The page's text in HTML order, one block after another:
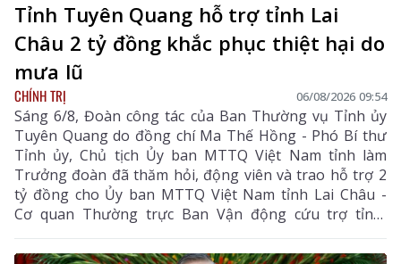
Tỉnh Tuyên Quang hỗ trợ tỉnh Lai
Châu 2 tỷ đồng khắc phục thiệt hại do
mưa lũ
CHÍNH TRỊ 06/08/2026 09:54
Sáng 6/8, Đoàn công tác của Ban Thường vụ Tỉnh ủy
Tuyên Quang do đồng chí Ma Thế Hồng - Phó Bí thư
Tỉnh ủy, Chủ tịch Ủy ban MTTQ Việt Nam tỉnh làm
Trưởng đoàn đã thăm hỏi, động viên và trao hỗ trợ 2
tỷ đồng cho Ủy ban MTTQ Việt Nam tỉnh Lai Châu -
Cơ quan Thường trực Ban Vận động cứu trợ tỉnh,
nhằm giúp nhân dân khắc phục hậu quả thiên tai, mưa
lũ, sạt lở đất, sớm ổn định cuộc sống.